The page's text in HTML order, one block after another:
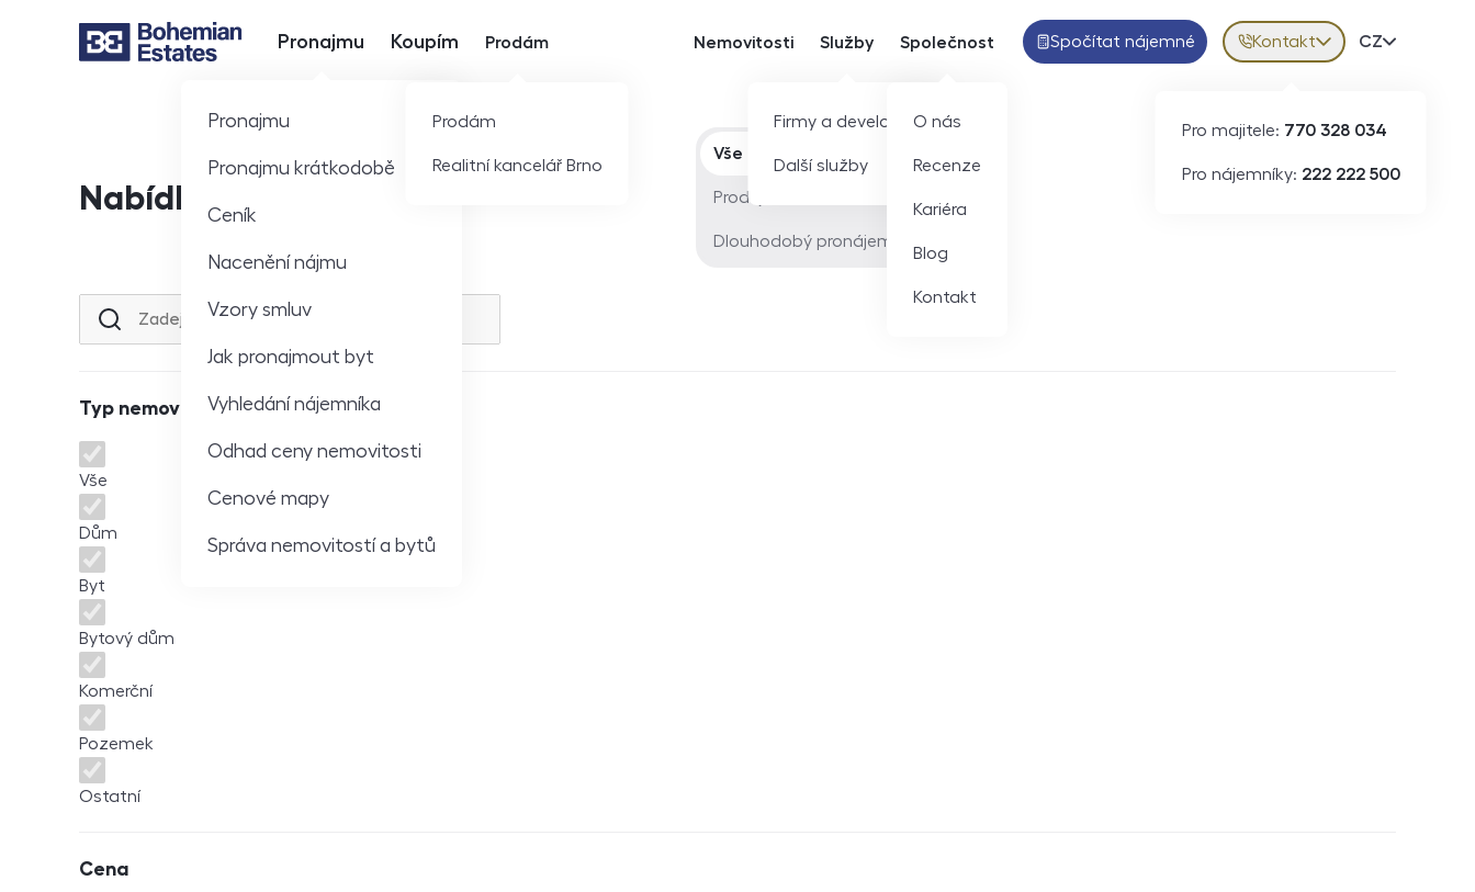
Hlavní nabídka
Pronajmu
Pronajmu
Pronajmu krátkodobě
Ceník
Nacenění nájmu
Vzory smluv
Jak pronajmout byt
Vyhledání nájemníka
Odhad ceny nemovitosti
Cenové mapy
Správa nemovitostí a bytů
Koupím Prodám
Prodám
Realitní kancelář Brno
Nemovitosti Služby
Firmy a developeři
Další služby
Společnost
O nás
Recenze
Kariéra
Blog
Kontakt
Spočítat nájemné Kontakt
Pro majitele: 770 328 034
Pro nájemníky: 222 222 500
Volba
CZ
Nabídka nemovitostí
Typ nabídky
Vše
Prodej
Dlouhodobý pronájem
Lokalita nebo ulice
Typ nemovitosti
Typ nemovitosti
Vše
Dům
Byt
Bytový dům
Komerční
Pozemek
Ostatní
Cena